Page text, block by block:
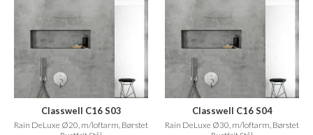
Classwell C16 S03
Rain DeLuxe Ø20, m/loftarm, Børstet
Classwell C16 S04
Rain DeLuxe Ø30, m/loftarm, Børstet